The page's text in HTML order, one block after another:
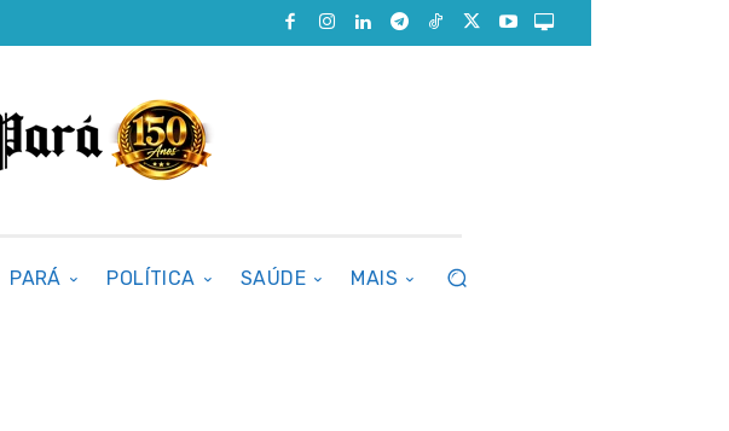
PARÁ POLÍTICA SAÚDE MAIS